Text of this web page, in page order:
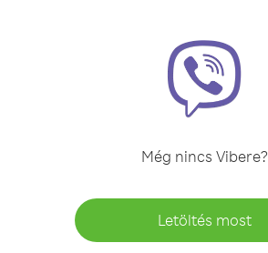
Még nincs Vibere?
Letöltés most